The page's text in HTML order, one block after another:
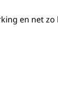
en net zo